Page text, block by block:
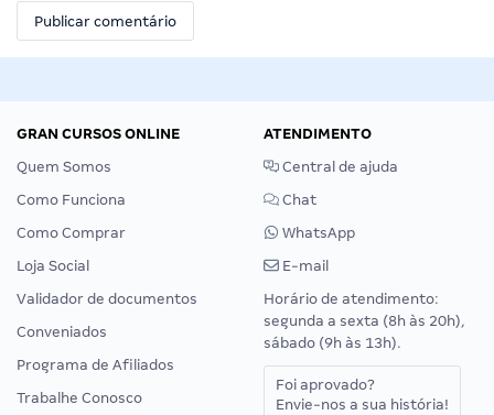
GRAN CURSOS ONLINE
Quem Somos
Como Funciona
Como Comprar
Loja Social
Validador de documentos
Conveniados
Programa de Afiliados
Trabalhe Conosco
ATENDIMENTO
Central de ajuda
Chat
WhatsApp
E-mail
Horário de atendimento:
segunda a sexta (8h às 20h),
sábado (9h às 13h).
Foi aprovado?
Envie-nos a sua história!